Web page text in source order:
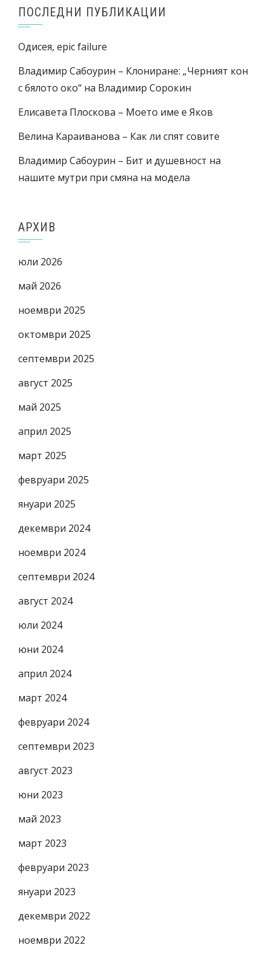
ПОСЛЕДНИ ПУБЛИКАЦИИ
Одисея, epic failure
Владимир Сабоурин – Клониране: „Черният кон
с бялото око“ на Владимир Сорокин
Елисавета Плоскова – Моето име е Яков
Велина Караиванова – Как ли спят совите
Владимир Сабоурин – Бит и душевност на
нашите мутри при смяна на модела
АРХИВ
юли 2026
май 2026
ноември 2025
октомври 2025
септември 2025
август 2025
май 2025
април 2025
март 2025
февруари 2025
януари 2025
декември 2024
ноември 2024
септември 2024
август 2024
юли 2024
юни 2024
април 2024
март 2024
февруари 2024
септември 2023
август 2023
юни 2023
май 2023
март 2023
февруари 2023
януари 2023
декември 2022
ноември 2022